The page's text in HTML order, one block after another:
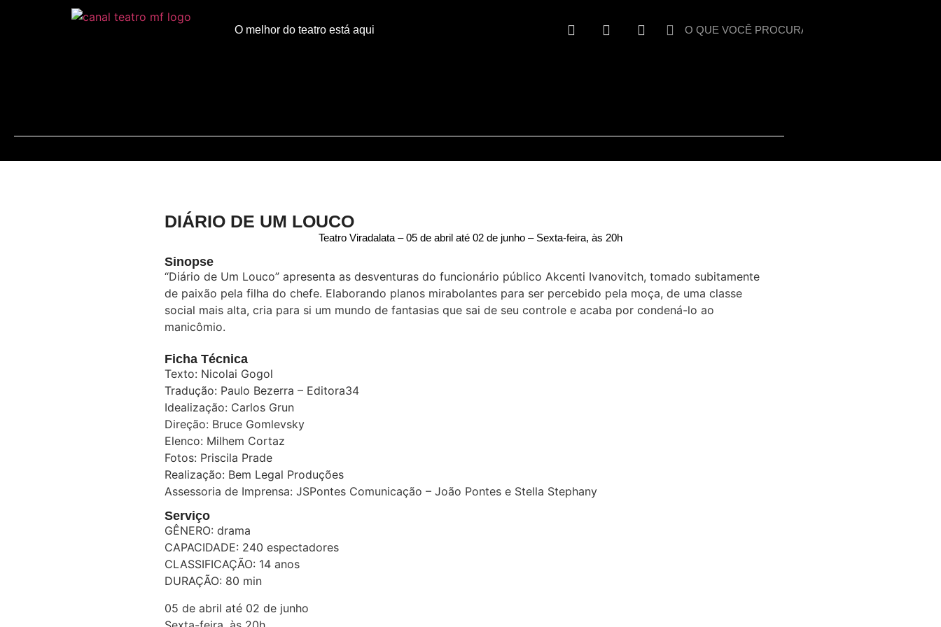
O melhor do teatro está aqui
DIÁRIO DE UM LOUCO
Teatro Viradalata – 05 de abril até 02 de junho – Sexta-feira, às 20h
Sinopse
“Diário de Um Louco” apresenta as desventuras do funcionário público Akcenti Ivanovitch, tomado subitamente
de paixão pela filha do chefe. Elaborando planos mirabolantes para ser percebido pela moça, de uma classe
social mais alta, cria para si um mundo de fantasias que sai de seu controle e acaba por condená-lo ao
manicômio.
Ficha Técnica
Texto: Nicolai Gogol
Tradução: Paulo Bezerra – Editora34
Idealização: Carlos Grun
Direção: Bruce Gomlevsky
Elenco: Milhem Cortaz
Fotos: Priscila Prade
Realização: Bem Legal Produções
Assessoria de Imprensa: JSPontes Comunicação – João Pontes e Stella Stephany
Serviço
GÊNERO: drama
CAPACIDADE: 240 espectadores
CLASSIFICAÇÃO: 14 anos
DURAÇÃO: 80 min
05 de abril até 02 de junho